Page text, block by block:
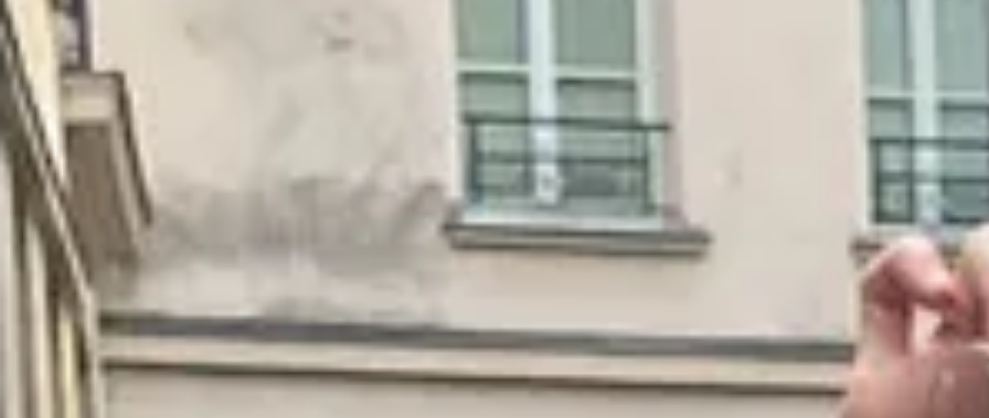
Wijnproeverij & wijnhuizen Loire
Rum proeverij Martinique
Wijnproeverij & wijnhuizen Poitou Charentes
Wijnproeverij & wijnhuizen Provence
Wijnproeverij & wijnhuizen Savoie
Wijnproeverij & wijnhuizen Rhone
Wijnproeverij & wijnhuizen Zuidwest Frankrijk
Champagne Ayala
Champagne Canard Duchêne
Champagne Devaux